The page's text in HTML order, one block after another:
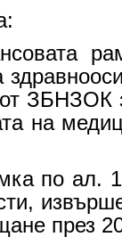
ЗБНЗОК
на
по ал.
през